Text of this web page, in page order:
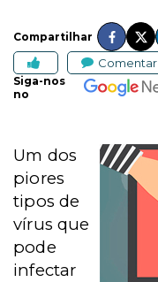
Compartilhar
Comentar
Siga-nos
no
Um dos
piores
tipos de
vírus que
pode
infectar